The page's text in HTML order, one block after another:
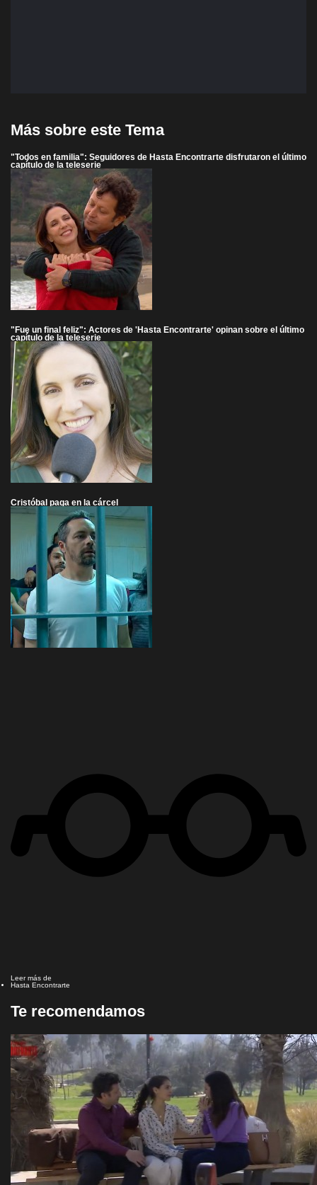
Más sobre este Tema
"Todos en familia": Seguidores de Hasta Encontrarte disfrutaron el último
capítulo de la teleserie
"Fue un final feliz": Actores de 'Hasta Encontrarte' opinan sobre el último
capítulo de la teleserie
Cristóbal paga en la cárcel
Leer más de
Hasta Encontrarte
Te recomendamos